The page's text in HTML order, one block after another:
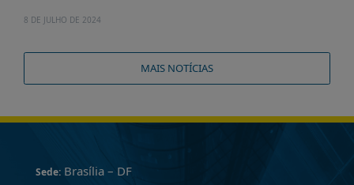
8 DE JULHO DE 2024
MAIS NOTÍCIAS
Sede:Brasília – DF